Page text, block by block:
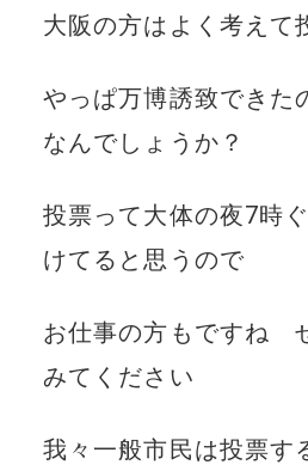
大阪の方はよく考えて
やっぱ万博誘致できた
なんでしょうか？
投票って大体の夜7時
けてると思うので
お仕事の方もですね
みてください
我々一般市民は投票す